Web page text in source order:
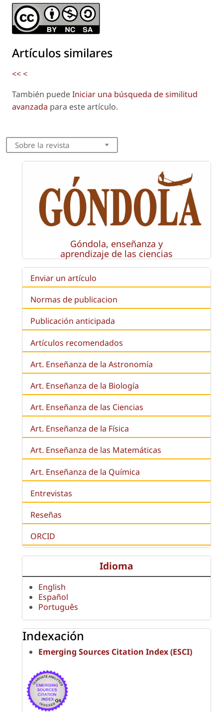
Artículos similares
<<<
También puedeIniciar una búsqueda de similitud
avanzada para este artículo.
Sobre la revista
Góndola, enseñanza y
aprendizaje de las ciencias
Enviar un artículo
Normas de publicacion
Publicación anticipada
Artículos recomendados
Art. Enseñanza de la Astronomía
Art. Enseñanza de la Biología
Art. Enseñanza de las Ciencias
Art. Enseñanza de la Física
Art. Enseñanza de las Matemáticas
Art. Enseñanza de la Química
Entrevistas
Reseñas
ORCID
Idioma
English
Español
Português
Indexación
Emerging Sources Citation Index (ESCI)